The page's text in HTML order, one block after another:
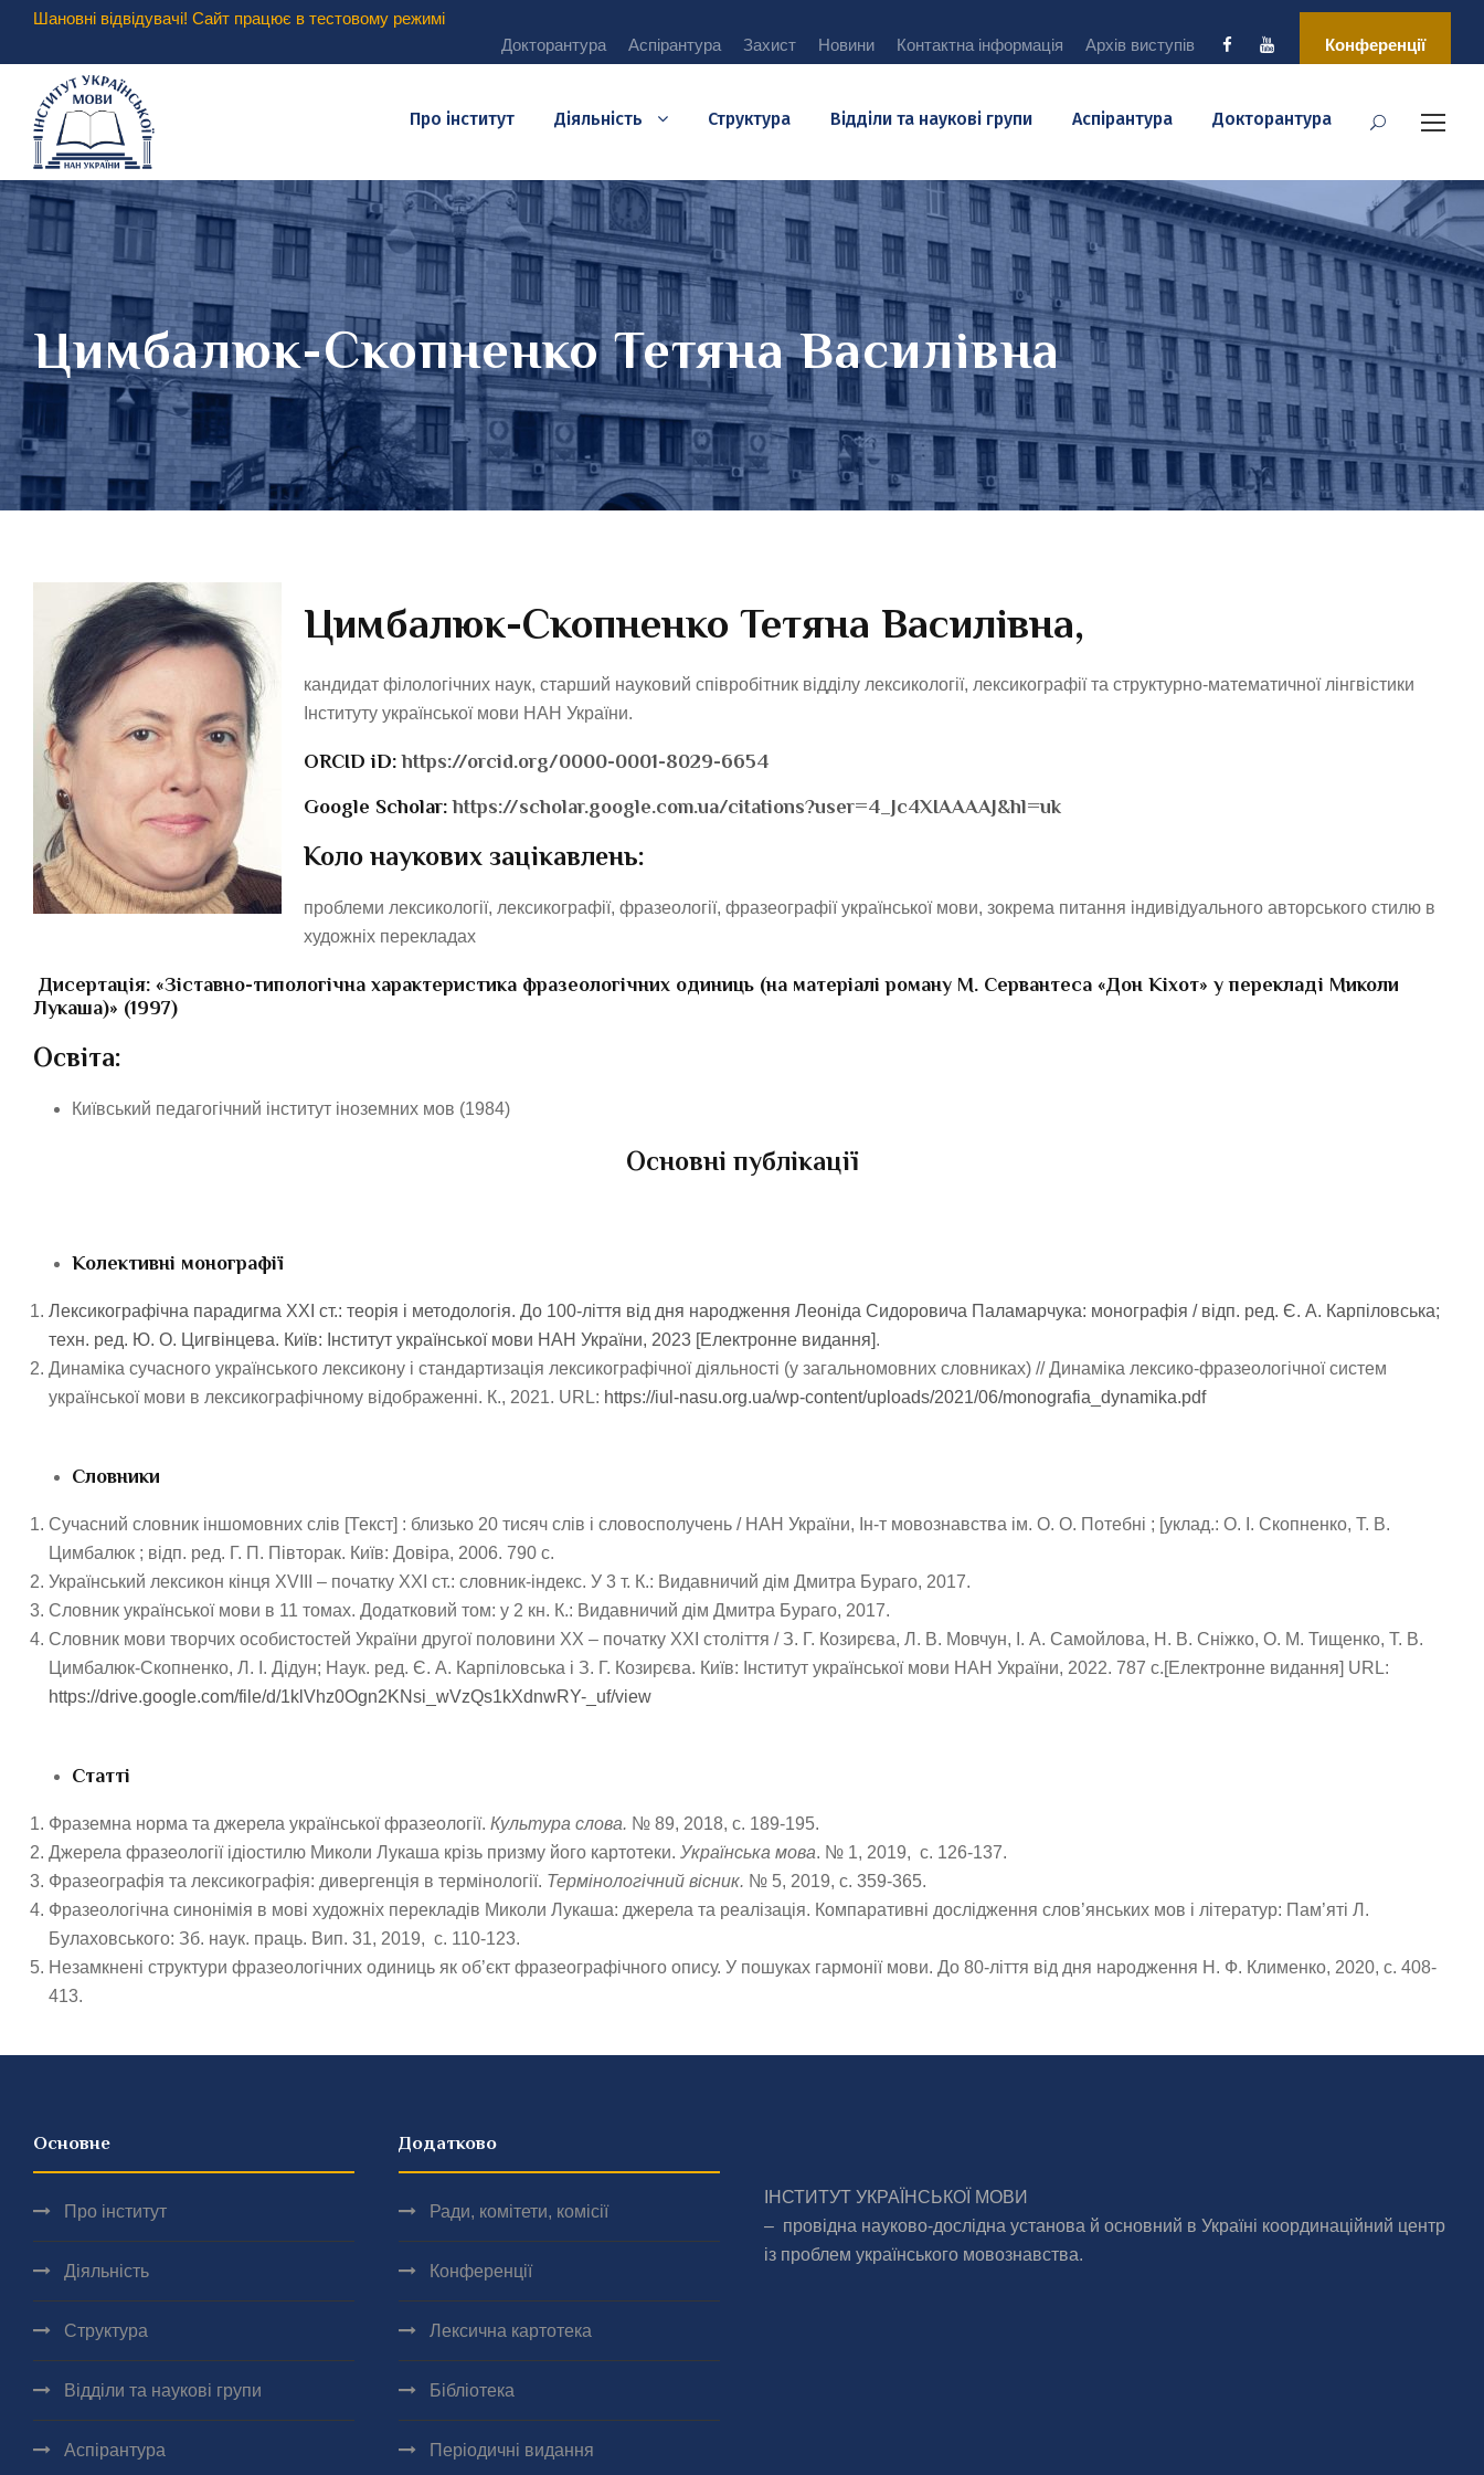
Шановні відвідувачі! Сайт працює в тестовому режимі
Докторантура
Аспірантура Захист Новини Контактна інформація Архів виступів Конференції
Про інститут Діяльність Структура Відділи та наукові групи Аспірантура Докторантура
Цимбалюк-Скопненко Тетяна Василівна
Цимбалюк-Скопненко Тетяна Василівна,
кандидат філологічних наук, старший науковий співробітник відділу лексикології, лексикографії та структурно-математичної лінгвістики
Інституту української мови НАН України.
ORCID iD:https://orcid.org/0000-0001-8029-6654
Google Scholar:https://scholar.google.com.ua/citations?user=4_Jc4XIAAAAJ&hl=uk
Коло наукових зацікавлень:
проблеми лексикології, лексикографії, фразеології, фразеографії української мови, зокрема питання індивідуального авторського стилю в
художніх перекладах
Дисертація: «Зіставно-типологічна характеристика фразеологічних одиниць (на матеріалі роману М. Сервантеса «Дон Кіхот» у перекладі Миколи
Лукаша)» (1997)
Освіта:
Київський педагогічний інститут іноземних мов (1984)
Основні публікації
Колективні монографії
Лексикографічна парадигма ХХІ ст.: теорія і методологія. До 100-ліття від дня народження Леоніда Сидоровича Паламарчука: монографія / відп. ред. Є. А. Карпіловська;
техн. ред. Ю. О. Цигвінцева. Київ: Інститут української мови НАН України, 2023 [Електронне видання].
Динаміка сучасного українського лексикону і стандартизація лексикографічної діяльності (у загальномовних словниках) // Динаміка лексико-фразеологічної систем
української мови в лексикографічному відображенні. К., 2021. URL: https://iul-nasu.org.ua/wp-content/uploads/2021/06/monografia_dynamika.pdf
Словники
Сучасний словник іншомовних слів [Текст] : близько 20 тисяч слів і словосполучень / НАН України, Ін-т мовознавства ім. О. О. Потебні ; [уклад.: О. І. Скопненко, Т. В.
Цимбалюк ; відп. ред. Г. П. Півторак. Київ: Довіра, 2006. 790 с.
Український лексикон кінця XVIII – початку XXI ст.: словник-індекс. У 3 т. К.: Видавничий дім Дмитра Бураго, 2017.
Словник української мови в 11 томах. Додатковий том: у 2 кн. К.: Видавничий дім Дмитра Бураго, 2017.
Словник мови творчих особистостей України другої половини ХХ – початку ХХІ століття / З. Г. Козирєва, Л. В. Мовчун, І. А. Самойлова, Н. В. Сніжко, О. М. Тищенко, Т. В.
Цимбалюк-Скопненко, Л. І. Дідун; Наук. ред. Є. А. Карпіловська і З. Г. Козирєва. Київ: Інститут української мови НАН України, 2022. 787 с.[Електронне видання] URL:
https://drive.google.com/file/d/1klVhz0Ogn2KNsi_wVzQs1kXdnwRY-_uf/view
Статті
Фраземна норма та джерела української фразеології. Культура слова. № 89, 2018, с. 189-195.
Дже­рела фразео­логії ідіостилю Ми­коли Лу­каша крізь призму його карто­теки. Україн­ська мова. № 1, 2019, с. 126-137.
Фра­зеографія та лекси­ко­графія: дивер­генція в термінології. Терміно­логічний вісник. № 5, 2019, с. 359-365.
Фразеологічна синонімія в мові художніх перекладів Миколи Лукаша: джерела та реалізація. Компаративні дослідження слов’янських мов і літератур: Пам’яті Л.
Булаховського: Зб. наук. праць. Вип. 31, 2019, с. 110-123.
Незамк­нені струк­тури фразео­логічних одиниць як об’єкт фразео­графічного опису. У пошуках гармонії мови. До 80-ліття від дня народ­ження Н. Ф. Клименко, 2020, с. 408-
413.
Основне
Про інститут
Діяльність
Структура
Відділи та наукові групи
Аспірантура
Додатково
Ради, комітети, комісії
Конференції
Лексична картотека
Бібліотека
Періодичні видання
ІНСТИТУТ УКРАЇНСЬКОЇ МОВИ
– провідна науково-дослідна установа й основний в Україні координаційний центр
із проблем українського мовознавства.